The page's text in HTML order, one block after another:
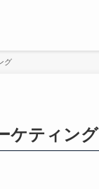
グ
ケティング